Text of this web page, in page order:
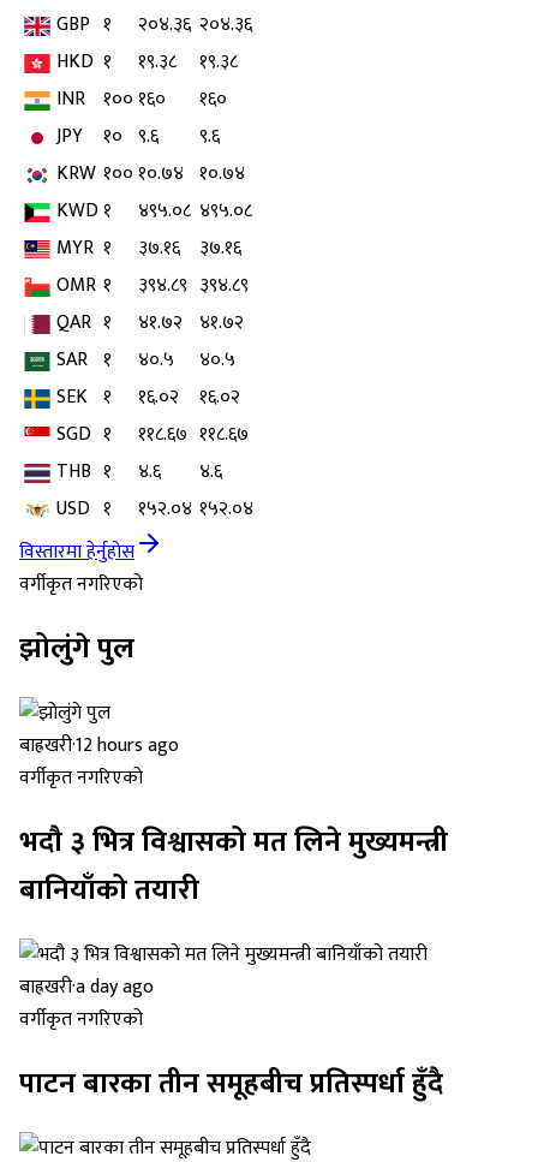
GBP १ २०४.३६ २०४.३६
HKD १ १९.३८
१९.३८
INR १००१६०
१६०
JPY
१० ९.६
९.६
KRW १००१०.७४ १०.७४
KWD१ ४९५.०८ ४९५.०८
MYR १ ३७.१६
३७.१६
OMR १ ३९४.८९ ३९४.८९
QAR १ ४१.७२ ४१.७२
SAR १ ४०.५
४०.५
SEK १ १६.०२
१६.०२
SGD १ ११८.६७ ११८.६७
THB १ ४.६
४.६
USD १ १५२.०४ १५२.०४
विस्तारमा हेर्नुहोस
वर्गीकृत नगरिएको
झोलुंगे पुल
बाह्रखरी·12 hours ago
वर्गीकृत नगरिएको
भदौ ३ भित्र विश्वासको मत लिने मुख्यमन्त्री
बानियाँको तयारी
बाह्रखरी·a day ago
वर्गीकृत नगरिएको
पाटन बारका तीन समूहबीच प्रतिस्पर्धा हुँदै